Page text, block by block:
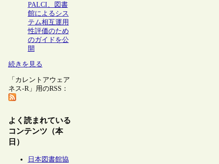
PALCI、図書
館によるシス
テム相互運用
性評価のため
のガイドを公
開
続きを見る
「カレントアウェア
ネス-R」用のRSS：
よく読まれている
コンテンツ（本
日）
日本図書館協